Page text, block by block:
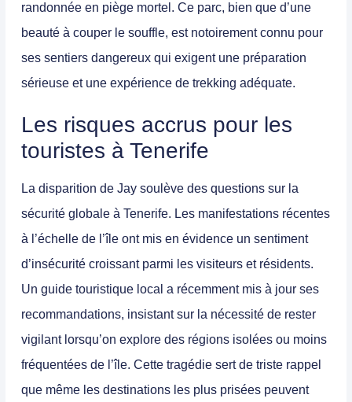
randonnée en piège mortel. Ce parc, bien que d’une
beauté à couper le souffle, est notoirement connu pour
ses sentiers dangereux qui exigent une préparation
sérieuse et une expérience de trekking adéquate.
Les risques accrus pour les
touristes à Tenerife
La disparition de Jay soulève des questions sur la
sécurité globale à Tenerife. Les manifestations récentes
à l’échelle de l’île ont mis en évidence un sentiment
d’insécurité croissant parmi les visiteurs et résidents.
Un guide touristique local a récemment mis à jour ses
recommandations, insistant sur la nécessité de rester
vigilant lorsqu’on explore des régions isolées ou moins
fréquentées de l’île. Cette tragédie sert de triste rappel
que même les destinations les plus prisées peuvent